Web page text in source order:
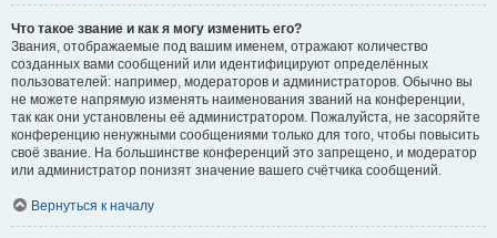
Что такое звание и как я могу изменить его?
Звания, отображаемые под вашим именем, отражают количество
созданных вами сообщений или идентифицируют определённых
пользователей: например, модераторов и администраторов. Обычно вы
не можете напрямую изменять наименования званий на конференции,
так как они установлены её администратором. Пожалуйста, не засоряйте
конференцию ненужными сообщениями только для того, чтобы повысить
своё звание. На большинстве конференций это запрещено, и модератор
или администратор понизят значение вашего счётчика сообщений.
Вернуться к началу